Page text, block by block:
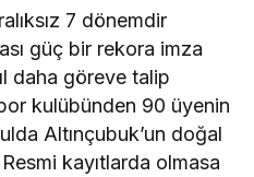
7 dönemdir
güç bir rekora imza
daha göreve talip
kulübünden 90 üyenin
Altınçubuk’un doğal
kayıtlarda olmasa